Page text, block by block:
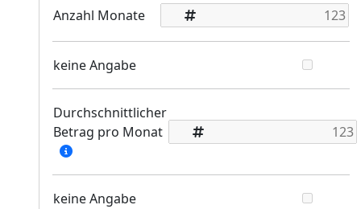
Anzahl Monate
keine Angabe
Durchschnittlicher
Betrag pro Monat
keine Angabe